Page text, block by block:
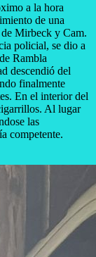
a la hora
de una
Mirbeck y Cam.
policial, se dio a
Rambla
descendió del
finalmente
En el interior del
Al lugar
las
competente.